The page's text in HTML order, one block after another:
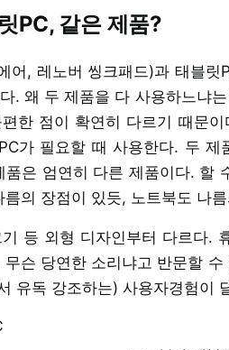
PC, 같은 제품?
어, 레노버 씽크패드)과 태블
. 왜 두 제품을 다 사용하느냐
한 점이 확연히 다르기 때문
가 필요할 때 사용한다. 두
품은 엄연히 다른 제품이다. 할
의 장점이 있듯, 노트북도 나
등 외형 디자인부터 다르다.
슨 당연한 소리냐고 반문할
유독 강조하는) 사용자경험이